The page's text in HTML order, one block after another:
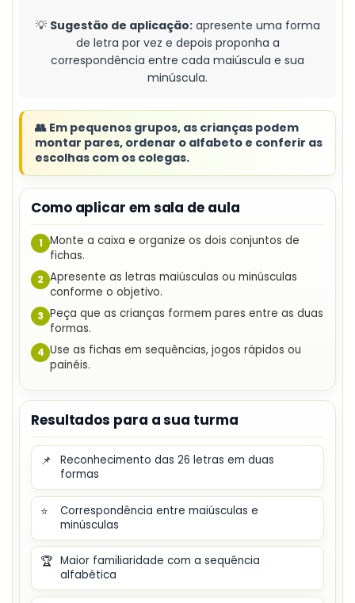
💡 Sugestão de aplicação:apresente uma forma
de letra por vez e depois proponha a
correspondência entre cada maiúscula e sua
minúscula.
👥 Em pequenos grupos, as crianças podem
montar pares, ordenar o alfabeto e conferir as
escolhas com os colegas.
Como aplicar em sala de aula
1 Monte a caixa e organize os dois conjuntos de
fichas.
2 Apresente as letras maiúsculas ou minúsculas
conforme o objetivo.
3 Peça que as crianças formem pares entre as duas
formas.
4 Use as fichas em sequências, jogos rápidos ou
painéis.
Resultados para a sua turma
📌
Reconhecimento das 26 letras em duas
formas
⭐
Correspondência entre maiúsculas e
minúsculas
🏆 Maior familiaridade com a sequência
alfabética